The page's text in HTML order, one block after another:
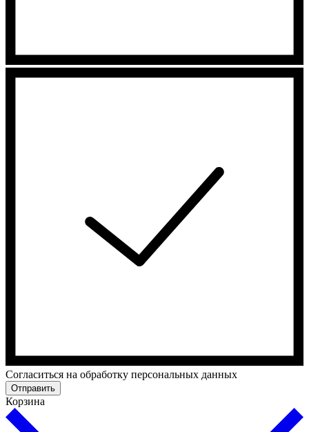
Cогласиться на обработку персональных данных
Отправить
Корзина